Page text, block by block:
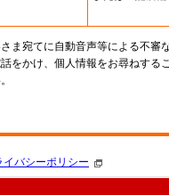
ま宛てに自動音声等による不審
をかけ、個人情報をお尋ねする
イバシーポリシー